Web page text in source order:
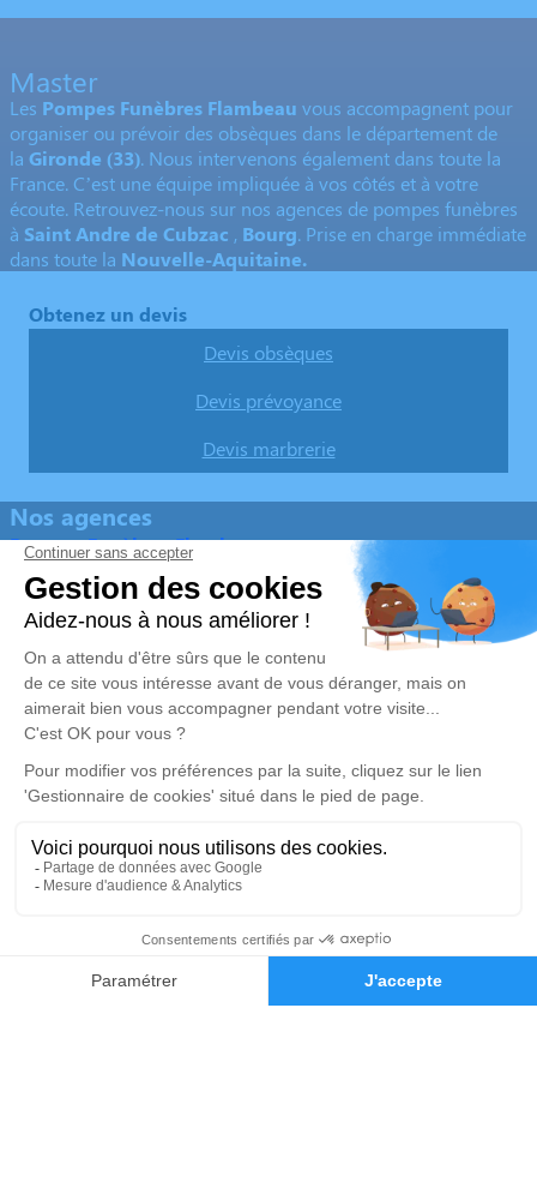
Demande de devis
Master
Les Pompes Funèbres Flambeau vous accompagnent pour
organiser ou prévoir des obsèques dans le département de
la Gironde (33). Nous intervenons également dans toute la
France. C’est une équipe impliquée à vos côtés et à votre
écoute. Retrouvez-nous sur nos agences de pompes funèbres
à Saint Andre de Cubzac , Bourg. Prise en charge immédiate
dans toute la Nouvelle-Aquitaine.
Obtenez un devis
Devis obsèques
Devis prévoyance
Devis marbrerie
Nos agences
Pompes Funèbres Flambeau
05 57 43 53 76
sarl.flambeau@free.fr
27 Allée du Champ de Foire - 33240 - Saint-André-de-
Cubzac
4.9/5 - 174 avis
Pompes Funèbres Flambeau
05 57 58 18 16
Les Terrasses de Bourg 1, La croix Blanche - 33710 - Bourg
5/5 - 15 avis
Nos Services
Demande de rendez-vous en